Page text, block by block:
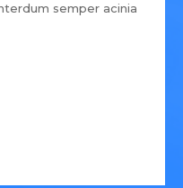
semper acinia